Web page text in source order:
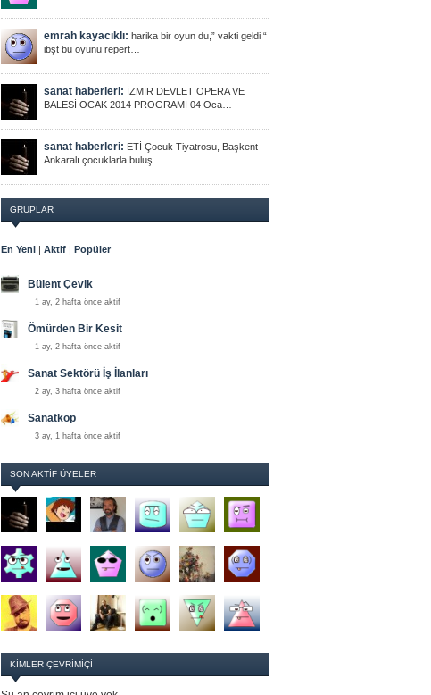
emrah kayacıklı: harika bir oyun du,” vakti geldi “
ibşt bu oyunu repert…
sanat haberleri: İZMİR DEVLET OPERA VE
BALESİ OCAK 2014 PROGRAMI 04 Oca…
sanat haberleri: ETİ Çocuk Tiyatrosu, Başkent
Ankaralı çocuklarla buluş…
GRUPLAR
En Yeni | Aktif | Popüler
Bülent Çevik
1 ay, 2 hafta önce aktif
Ömürden Bir Kesit
1 ay, 2 hafta önce aktif
Sanat Sektörü İş İlanları
2 ay, 3 hafta önce aktif
Sanatkop
3 ay, 1 hafta önce aktif
SON AKTIF ÜYELER
KIMLER ÇEVRIMIÇI